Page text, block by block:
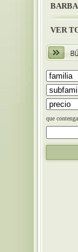
VER
que